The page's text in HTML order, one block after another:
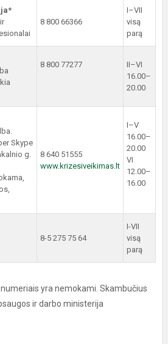
8 800 66366
I–VII
visą
parą
8 800 77277
II–VI
16.00–
20.00
Skype
g.
8 640 51555
www.krizesiveikimas.lt
I–V
16.00–
20.00
VI
12.00–
16.00
8-5 275 75 64
I-VII
visą
parą
yra nemokami. Skambučius
ir darbo ministerija